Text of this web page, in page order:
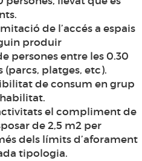
de l’accés a espais
produir
persones entre les 0.30
(parcs, platges, etc).
de consum en grup
el compliment de
de 2,5 m2 per
dels límits d’aforament
tipologia.